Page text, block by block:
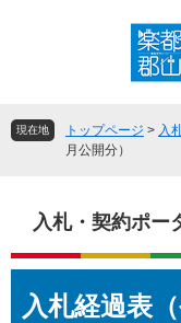
頭
飛
へ
現在地 トップページ > 入
月公開分）
入札・契約ポー
入札経過表